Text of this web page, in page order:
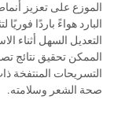
الموزع على تعزيز
البارد هواءً باردًا
التعديل السهل أثناء
الممكن تحقيق نتائج
التسريحات المنتفخة
صحة الشعر وسلامته.